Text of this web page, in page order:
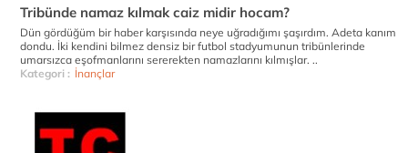
Tribünde namaz kılmak caiz midir hocam?
Dün gördüğüm bir haber karşısında neye uğradığımı şaşırdım. Adeta kanım
dondu. İki kendini bilmez densiz bir futbol stadyumunun tribünlerinde
umarsızca eşofmanlarını sererekten namazlarını kılmışlar. ..
Kategori : İnançlar